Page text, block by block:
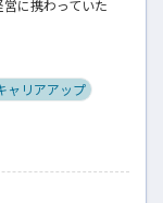
に携わっていた
面を経て、それ
起を図ったパ
ャリアアップ